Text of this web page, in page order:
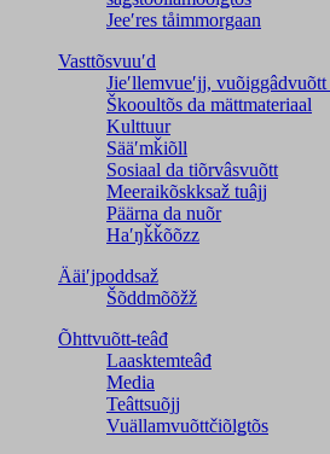
Jeeʹres tåimmorgaan
Vasttõsvuuʹd
Jieʹllemvueʹjj,
Škooultõs da mättmateriaal
Kulttuur
Sääʹmǩiõll
Sosiaal da tiõrvâsvuõtt
Meeraikõskksaž tuâjj
Päärna da nuõr
Haʹŋǩǩõõzz
Ääiʹjpoddsaž
Šõddmõõžž
Õhttvuõtt-teâđ
Laasktemteâđ
Media
Teâttsuõjj
Vuällamvuõttčiõlǥtõs